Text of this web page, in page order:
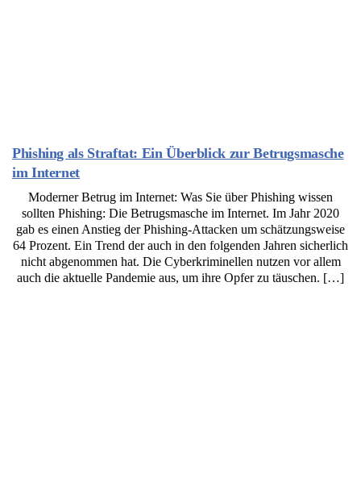
Phishing als Straftat: Ein Überblick zur Betrugsmasche
im Internet
Moderner Betrug im Internet: Was Sie über Phishing wissen
sollten Phishing: Die Betrugsmasche im Internet. Im Jahr 2020
gab es einen Anstieg der Phishing-Attacken um schätzungsweise
64 Prozent. Ein Trend der auch in den folgenden Jahren sicherlich
nicht abgenommen hat. Die Cyberkriminellen nutzen vor allem
auch die aktuelle Pandemie aus, um ihre Opfer zu täuschen. […]